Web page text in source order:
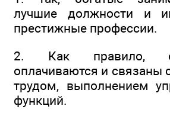
лучшие должности и
престижные профессии.
2. Как правило,
оплачиваются и связаны
трудом, выполнением
функций.